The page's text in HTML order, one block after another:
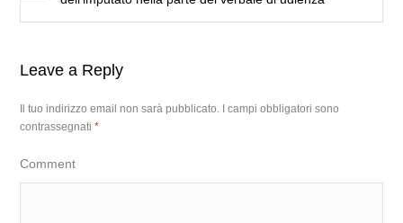
Leave a Reply
Il tuo indirizzo email non sarà pubblicato.
I campi obbligatori sono
contrassegnati*
Comment